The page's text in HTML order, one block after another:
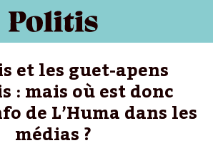
et les guet-apens
: mais où est donc
de L’Huma dans les
médias ?